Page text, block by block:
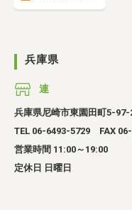
兵庫県
連
兵庫県尼崎市東園田町5-97-
TEL 06-6493-5729 FAX
営業時間 11:00～19:00
定休日 日曜日